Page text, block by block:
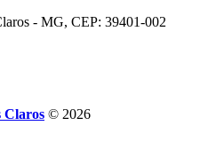
- MG, CEP: 39401-002
Claros © 2026